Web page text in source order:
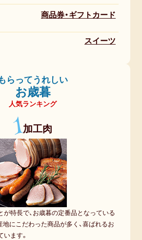
商品券・ギフトカード
スイーツ
らってうれしい
お歳暮
人気ランキング
1加工肉
が特長で、お歳暮の定番品となっている
地にこだわった商品が多く、喜ばれるお
ます。